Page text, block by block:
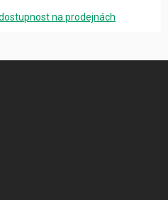
na prodejnách